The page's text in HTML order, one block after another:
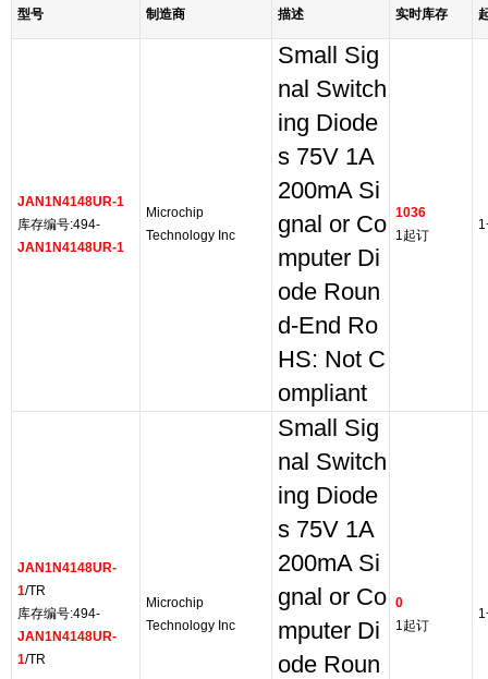
型号 制造商 描述 实时库存
JAN1N4148UR-1
库存编号:494-
JAN1N4148UR-1
Microchip
Technology Inc
Small Sig
nal Switch
ing Diode
s 75V 1A
200mA Si
gnal or Co
mputer Di
ode Roun
d-End Ro
HS: Not C
ompliant
1036
1起订
JAN1N4148UR-
1/TR
库存编号:494-
JAN1N4148UR-
1/TR
Microchip
Technology Inc
Small Sig
nal Switch
ing Diode
s 75V 1A
200mA Si
gnal or Co
mputer Di
ode Roun
0
1起订